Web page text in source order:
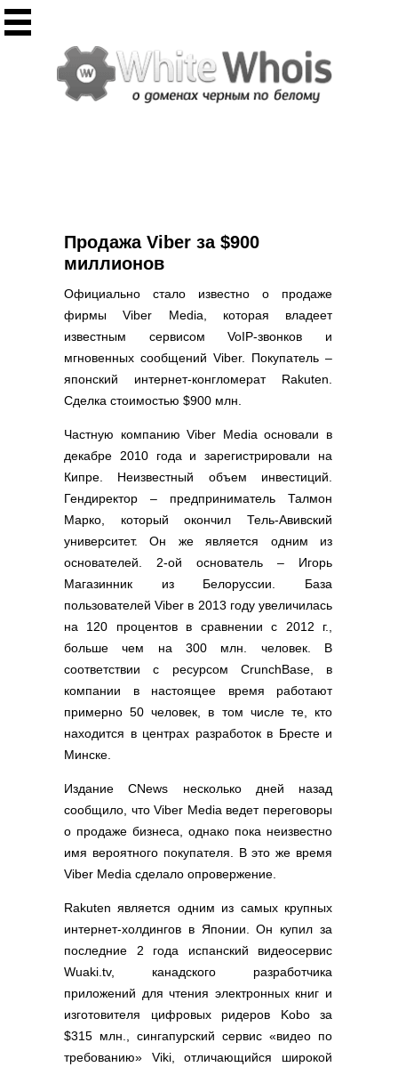
Инструменты
Массовый Whois
Регистрация домена
CHMOD калькулятор
Полезное
Новости о доменах
FAQ по доменам
Полезные ссылки
Словари и списки
Программы
Скрипты
Продажа Viber за $900
миллионов
Официально стало известно о продаже
фирмы Viber Media, которая владеет
известным сервисом VoIP-звонков и
мгновенных сообщений Viber. Покупатель –
японский интернет-конгломерат Rakuten.
Сделка стоимостью $900 млн.
Частную компанию Viber Media основали в
декабре 2010 года и зарегистрировали на
Кипре. Неизвестный объем инвестиций.
Гендиректор – предприниматель Талмон
Марко, который окончил Тель-Авивский
университет. Он же является одним из
основателей. 2-ой основатель – Игорь
Магазинник из Белоруссии. База
пользователей Viber в 2013 году увеличилась
на 120 процентов в сравнении с 2012 г.,
больше чем на 300 млн. человек. В
соответствии с ресурсом CrunchBase, в
компании в настоящее время работают
примерно 50 человек, в том числе те, кто
находится в центрах разработок в Бресте и
Минске.
Издание CNews несколько дней назад
сообщило, что Viber Media ведет переговоры
о продаже бизнеса, однако пока неизвестно
имя вероятного покупателя. В это же время
Viber Media сделало опровержение.
Rakuten является одним из самых крупных
интернет-холдингов в Японии. Он купил за
последние 2 года испанский видеосервис
Wuaki.tv, канадского разработчика
приложений для чтения электронных книг и
изготовителя цифровых ридеров Kobo за
$315 млн., сингапурский сервис «видео по
требованию» Viki, отличающийся широкой